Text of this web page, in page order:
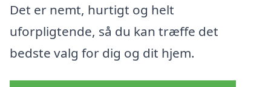
Det er nemt, hurtigt og helt
uforpligtende, så du kan træffe det
bedste valg for dig og dit hjem.